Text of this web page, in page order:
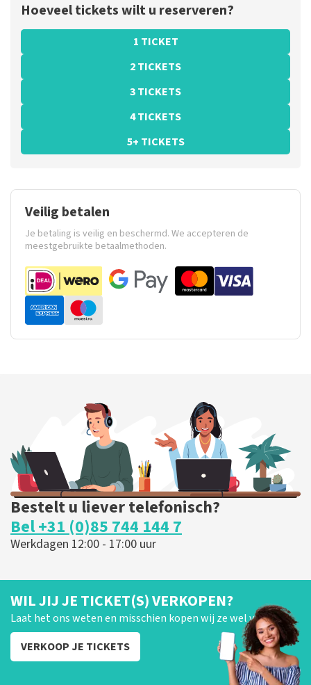
Hoeveel tickets wilt u reserveren?
1 TICKET
2 TICKETS
3 TICKETS
4 TICKETS
5+ TICKETS
Veilig betalen
Je betaling is veilig en beschermd. We accepteren de
meestgebruikte betaalmethoden.
Bestelt u liever telefonisch?
Bel +31 (0)85 744 144 7
Werkdagen 12:00 - 17:00 uur
WIL JIJ JE TICKET(S) VERKOPEN?
Laat het ons weten en misschien kopen wij ze wel van je!
VERKOOP JE TICKETS